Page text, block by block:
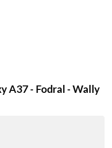
A37 - Fodral - Wally